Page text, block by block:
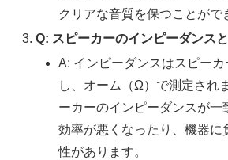
クリアな音質を保つことがで
Q: スピーカーのインピーダンス
A: インピーダンスはスピー
し、オーム（Ω）で測定され
ーカーのインピーダンスが一
効率が悪くなったり、機器に
性があります。